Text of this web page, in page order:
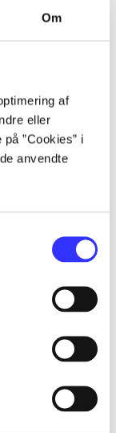
Om
af
eller
”Cookies” i
anvendte